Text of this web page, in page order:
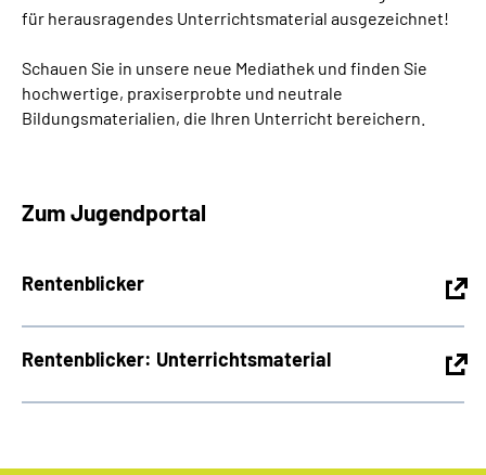
für herausragendes Unterrichtsmaterial ausgezeichnet!
Schauen Sie in unsere neue Mediathek und finden Sie
hochwertige, praxiserprobte und neutrale
Bildungsmaterialien, die Ihren Unterricht bereichern.
Zum Jugendportal
Rentenblicker
Rentenblicker: Unterrichtsmaterial